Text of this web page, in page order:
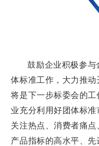
鼓励企业积极参与
体标准工作，大力推
将是下一步标委会的
业充分利用好团体标
关注热点、消费者痛
产品指标的高水平、